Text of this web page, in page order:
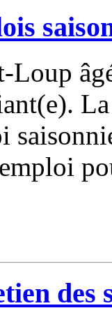
Loup
des